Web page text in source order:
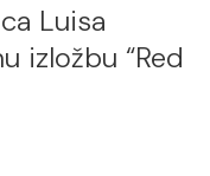
Luisa
izložbu “Red